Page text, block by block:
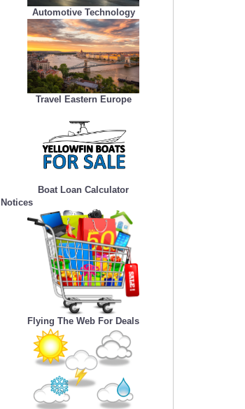
Automotive Technology
Travel Eastern Europe
Boat Loan Calculator
Notices
Flying The Web For Deals